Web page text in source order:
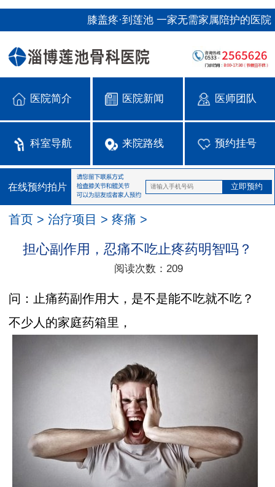
膝盖疼·到莲池 一家无需家属陪护的医院
医院简介 医院新闻 医师团队
科室导航 来院路线 预约挂号
在线预约拍片
首页 > 治疗项目 > 疼痛 >
担心副作用，忍痛不吃止疼药明智吗？
阅读次数： 209
问：止痛药副作用大，是不是能不吃就不吃？
不少人的家庭药箱里，